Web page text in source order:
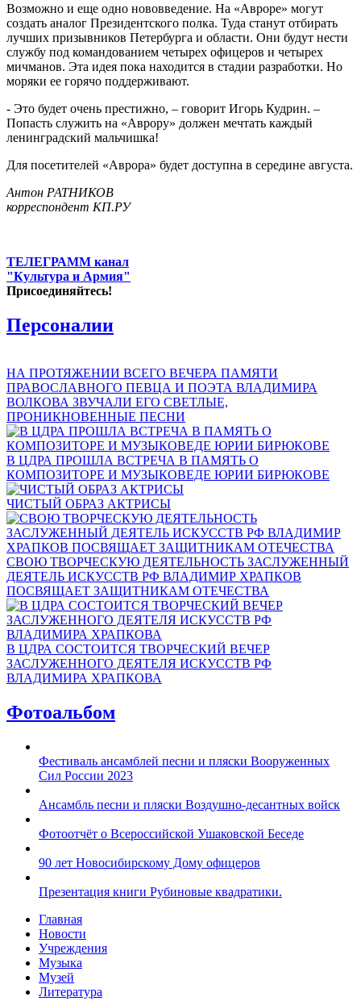
Возможно и еще одно нововведение. На «Авроре» могут
создать аналог Президентского полка. Туда станут отбирать
лучших призывников Петербурга и области. Они будут нести
службу под командованием четырех офицеров и четырех
мичманов. Эта идея пока находится в стадии разработки. Но
моряки ее горячо поддерживают.
- Это будет очень престижно, – говорит Игорь Кудрин. –
Попасть служить на «Аврору» должен мечтать каждый
ленинградский мальчишка!
Для посетителей «Аврора» будет доступна в середине августа.
Антон РАТНИКОВ
корреспондент КП.РУ
ТЕЛЕГРАММ канал
"Культура и Армия"
Присоединяйтесь!
Персоналии
НА ПРОТЯЖЕНИИ ВСЕГО ВЕЧЕРА ПАМЯТИ
ПРАВОСЛАВНОГО ПЕВЦА И ПОЭТА ВЛАДИМИРА
ВОЛКОВА ЗВУЧАЛИ ЕГО СВЕТЛЫЕ,
ПРОНИКНОВЕННЫЕ ПЕСНИ
В ЦДРА ПРОШЛА ВСТРЕЧА В ПАМЯТЬ О
КОМПОЗИТОРЕ И МУЗЫКОВЕДЕ ЮРИИ БИРЮКОВЕ
ЧИСТЫЙ ОБРАЗ АКТРИСЫ
СВОЮ ТВОРЧЕСКУЮ ДЕЯТЕЛЬНОСТЬ ЗАСЛУЖЕННЫЙ
ДЕЯТЕЛЬ ИСКУССТВ РФ ВЛАДИМИР ХРАПКОВ
ПОСВЯЩАЕТ ЗАЩИТНИКАМ ОТЕЧЕСТВА
В ЦДРА СОСТОИТСЯ ТВОРЧЕСКИЙ ВЕЧЕР
ЗАСЛУЖЕННОГО ДЕЯТЕЛЯ ИСКУССТВ РФ
ВЛАДИМИРА ХРАПКОВА
Фотоальбом
Фестиваль ансамблей песни и пляски Вооруженных
Сил России 2023
Ансамбль песни и пляски Воздушно-десантных войск
Фотоотчёт о Всероссийской Ушаковской Беседе
90 лет Новосибирскому Дому офицеров
Презентация книги Рубиновые квадратики.
Главная
Новости
Учреждения
Музыка
Музей
Литература